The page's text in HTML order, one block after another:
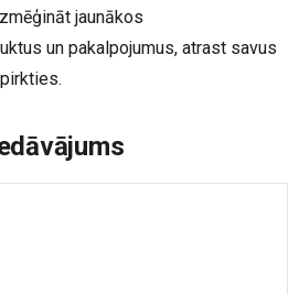
jaunākos
un pakalpojumus, atrast savus